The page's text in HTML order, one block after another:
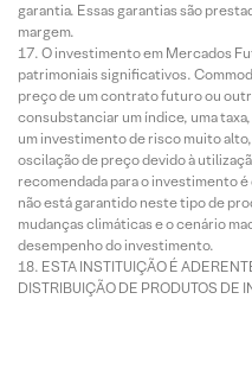
garantia. Essas garantias são
margem.
O investimento em Mercados
patrimoniais significativos.
preço de um contrato futuro ou
consubstanciar um índice, uma
um investimento de risco muito
oscilação de preço devido à
recomendada para o investimento
não está garantido neste tipo de
mudanças climáticas e o cenário
desempenho do investimento.
ESTA INSTITUIÇÃO É
DISTRIBUIÇÃO DE PRODUTOS DE